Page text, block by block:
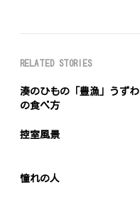
RELATED STORIES
湊のひもの「豊漁」うずわ
の食べ方
控室風景
憧れの人